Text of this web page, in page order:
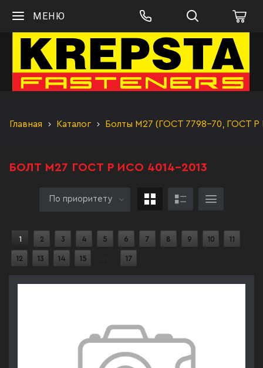
МЕНЮ
Главная Каталог Болты М27 (ГОСТ 7798-70, ГОСТ Р
БОЛТ М27 ГОСТ Р ИСО 4014-2013
По приоритету
1 2 3 4 5 6 7 8 9 10 11
12 13 14 15 17